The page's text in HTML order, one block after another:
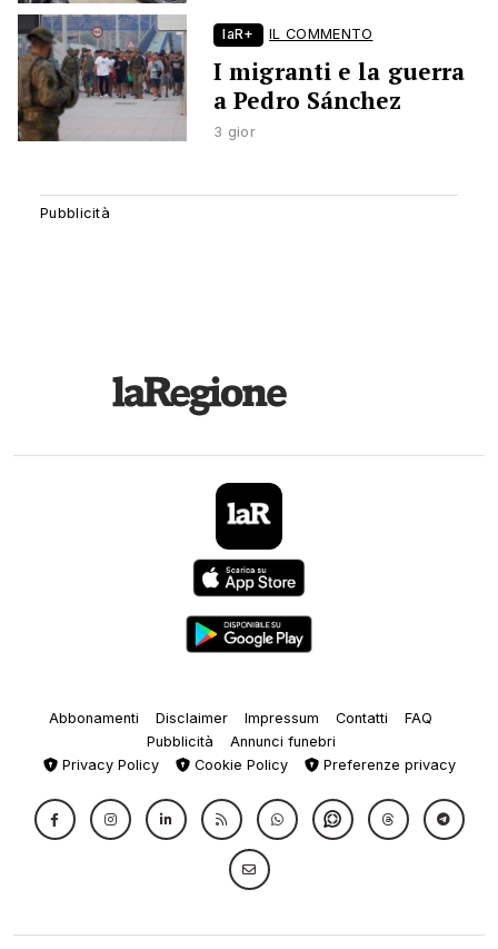
laR+ IL COMMENTO
I migranti e la guerra
a Pedro Sánchez
3 gior
Abbonamenti Disclaimer Impressum Contatti
FAQ
Pubblicità
Annunci funebri
Privacy Policy
Cookie Policy Preferenze privacy